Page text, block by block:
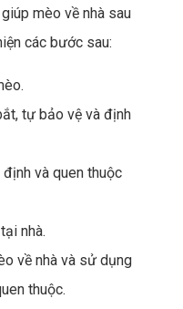
mèo về nhà sau
các bước sau:
tự bảo vệ và định
và quen thuộc
nhà.
về nhà và sử dụng
thuộc.